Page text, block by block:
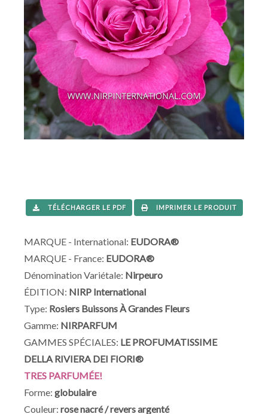
TÉLÉCHARGER LE PDF IMPRIMER LE PRODUIT
MARQUE - International: EUDORA®
MARQUE - France: EUDORA®
Dénomination Variétale: Nirpeuro
ÉDITION: NIRP International
Type: Rosiers Buissons À Grandes Fleurs
Gamme: NIRPARFUM
GAMMES SPÉCIALES: LE PROFUMATISSIME
DELLA RIVIERA DEI FIORI®
TRES PARFUMÉE!
Forme: globulaire
Couleur: rose nacré / revers argenté